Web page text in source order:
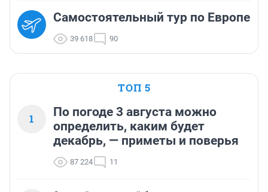
Самостоятельный тур по Европе
39 618 90
ТОП 5
1
По погоде 3 августа можно
определить, каким будет
декабрь, — приметы и поверья
87 224 11